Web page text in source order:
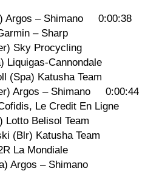
Argos – Shimano 0:00:38
– Sharp
Sky Procycling
Cannondale
Katusha Team
Argos – Shimano 0:00:44
Le Credit En Ligne
Belisol Team
(Blr) Katusha Team
La Mondiale
Argos – Shimano